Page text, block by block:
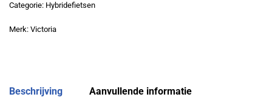
Categorie: Hybridefietsen
Merk: Victoria
Beschrijving Aanvullende informatie